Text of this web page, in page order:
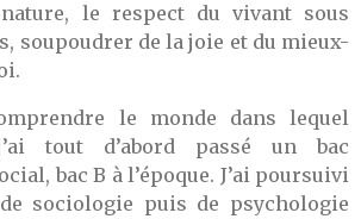
le respect du vivant sous
soupoudrer de la joie et du mieux-
le monde dans lequel
tout d’abord passé un bac
bac B à l’époque. J’ai poursuivi
sociologie puis de psychologie